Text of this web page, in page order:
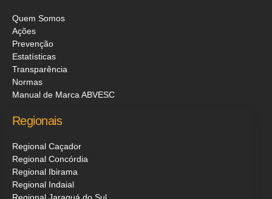
Quem Somos
Ações
Prevenção
Estatísticas
Transparência
Normas
Manual de Marca ABVESC
Regionais
Regional Caçador
Regional Concórdia
Regional Ibirama
Regional Indaial
Regional Jaraguá do Sul